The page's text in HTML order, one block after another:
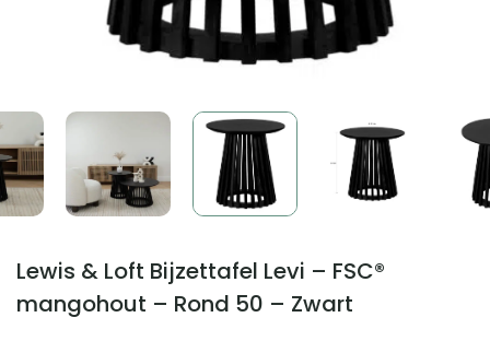
Lewis & Loft Bijzettafel Levi – FSC®
mangohout – Rond 50 – Zwart